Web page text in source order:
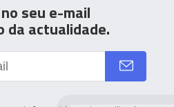
seu e-mail
da actualidade.